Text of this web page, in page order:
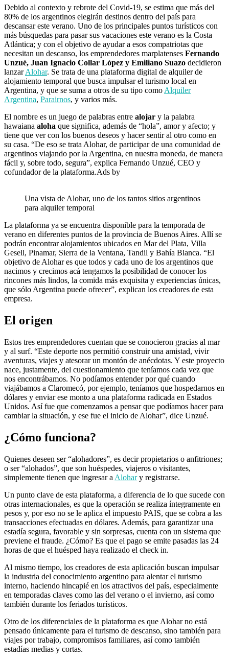
Debido al contexto y rebrote del Covid-19, se estima que más del
80% de los argentinos elegirán destinos dentro del país para
descansar este verano. Uno de los principales puntos turísticos con
más búsquedas para pasar sus vacaciones este verano es la Costa
Atlántica; y con el objetivo de ayudar a esos compatriotas que
necesitan un descanso, los emprendedores marplatenses Fernando
Unzué, Juan Ignacio Collar López y Emiliano Suazo decidieron
lanzarAlohar. Se trata de una plataforma digital de alquiler de
alojamiento temporal que busca impulsar el turismo local en
Argentina, y que se suma a otros de su tipo como Alquiler
Argentina, Parairnos, y varios más.
El nombre es un juego de palabras entre alojar y la palabra
hawaiana aloha que significa, además de “hola”, amor y afecto; y
tiene que ver con los buenos deseos y hacer sentir al otro como en
su casa. “De eso se trata Alohar, de participar de una comunidad de
argentinos viajando por la Argentina, en nuestra moneda, de manera
fácil y, sobre todo, segura”, explica Fernando Unzué, CEO y
cofundador de la plataforma.Ads by
Una vista de Alohar, uno de los tantos sitios argentinos
para alquiler temporal
La plataforma ya se encuentra disponible para la temporada de
verano en diferentes puntos de la provincia de Buenos Aires. Allí se
podrán encontrar alojamientos ubicados en Mar del Plata, Villa
Gesell, Pinamar, Sierra de la Ventana, Tandil y Bahía Blanca. “El
objetivo de Alohar es que todos y cada uno de los argentinos que
nacimos y crecimos acá tengamos la posibilidad de conocer los
rincones más lindos, la comida más exquisita y experiencias únicas,
que sólo Argentina puede ofrecer”, explican los creadores de esta
empresa.
El origen
Estos tres emprendedores cuentan que se conocieron gracias al mar
y al surf. “Este deporte nos permitió construir una amistad, vivir
aventuras, viajes y atesorar un montón de anécdotas. Y este proyecto
nace, justamente, del cuestionamiento que teníamos cada vez que
nos encontrábamos. No podíamos entender por qué cuando
viajábamos a Claromecó, por ejemplo, teníamos que hospedarnos en
dólares y enviar ese monto a una plataforma radicada en Estados
Unidos. Así fue que comenzamos a pensar que podíamos hacer para
cambiar la situación, y ese fue el inicio de Alohar”, dice Unzué.
¿Cómo funciona?
Quienes deseen ser “alohadores”, es decir propietarios o anfitriones;
o ser “alohados”, que son huéspedes, viajeros o visitantes,
simplemente tienen que ingresar a Alohary registrarse.
Un punto clave de esta plataforma, a diferencia de lo que sucede con
otras internacionales, es que la operación se realiza íntegramente en
pesos y, por eso no se le aplica el impuesto PAIS, que se cobra a las
transacciones efectuadas en dólares. Además, para garantizar una
estadía segura, favorable y sin sorpresas, cuenta con un sistema que
previene el fraude. ¿Cómo? Es que el pago se emite pasadas las 24
horas de que el huésped haya realizado el check in.
Al mismo tiempo, los creadores de esta aplicación buscan impulsar
la industria del conocimiento argentino para alentar el turismo
interno, haciendo hincapié en los atractivos del país, especialmente
en temporadas claves como las del verano o el invierno, así como
también durante los feriados turísticos.
Otro de los diferenciales de la plataforma es que Alohar no está
pensado únicamente para el turismo de descanso, sino también para
viajes por trabajo, compromisos familiares, así como también
estadías medias y cortas.